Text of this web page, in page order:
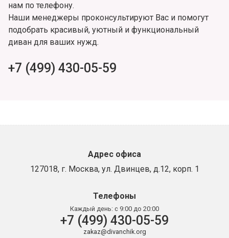
нам по телефону.
Наши менеджеры проконсультируют Вас и помогут
подобрать красивый, уютный и функциональный
диван для ваших нужд.
+7 (499) 430-05-59
Адрес офиса
127018, г. Москва, ул. Двинцев, д.12, корп. 1
Телефоны
Каждый день: с 9:00 до 20:00
+7 (499) 430-05-59
zakaz@divanchik.org